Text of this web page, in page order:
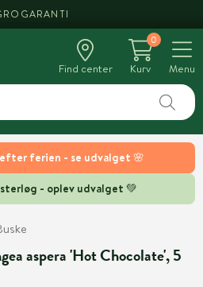
efter ferien - se udvalget 🌸
- oplev udvalget 💚
Find center
0
Kurv
Menu
aspera 'Hot Chocolate', 5